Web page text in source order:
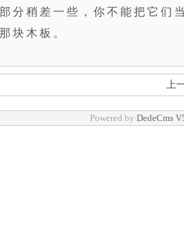
分稍差一些，你不能把它们
块木板。
上
Powered by DedeCms